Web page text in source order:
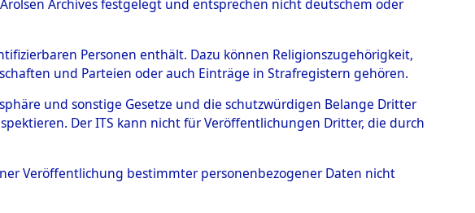
Minden→0177 (101104263)
Nordrhein-Westfalen
Archives festgelegt und entsprechen nicht deutschem oder
Personen enthält. Dazu können Religionszugehörigkeit,
und Parteien oder auch Einträge in Strafregistern gehören.
und sonstige Gesetze und die schutzwürdigen Belange Dritter
Der ITS kann nicht für Veröffentlichungen Dritter, die durch
Veröffentlichung bestimmter personenbezogener Daten nicht